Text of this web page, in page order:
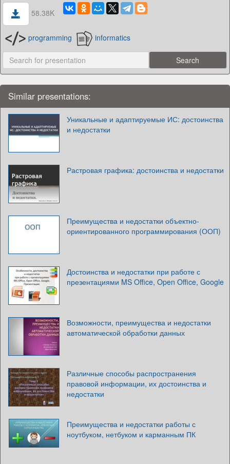
58.38K
programming informatics
Similar presentations:
Уникальные и адаптируемые ИС: достоинства
и недостатки
Растровая графика: достоинства и недостатки
Преимущества и недостатки объектно-
ориентированного программирования (ООП)
Достоинства и недостатки при работе с
презентациями MS Office, Open Office, Google
Возможности, преимущества и недостатки
автоматической обработки данных
Различные способы распространения
правовой информации, их достоинства и
недостатки
Преимущества и недостатки работы с
ноутбуком, нетбуком и карманным ПК